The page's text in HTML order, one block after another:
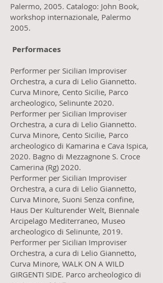
Palermo, 2005. Catalogo: John Book,
workshop internazionale, Palermo
2005.
Performaces
Performer per Sicilian Improviser
Orchestra, a cura di Lelio Giannetto.
Curva Minore, Cento Sicilie, Parco
archeologico, Selinunte 2020.
Performer per Sicilian Improviser
Orchestra, a cura di Lelio Giannetto.
Curva Minore, Cento Sicilie, Parco
archeologico di Kamarina e Cava Ispica,
2020. Bagno di Mezzagnone S. Croce
Camerina (Rg) 2020.
Performer per Sicilian Improviser
Orchestra, a cura di Lelio Giannetto,
Curva Minore, Suoni Senza confine,
Haus Der Kulturender Welt, Biennale
Arcipelago Mediterraneo, Museo
archeologico di Selinunte, 2019.
Performer per Sicilian Improviser
Orchestra, a cura di Lelio Giannetto,
Curva Minore, WALK ON A WILD
GIRGENTI SIDE. Parco archeologico di